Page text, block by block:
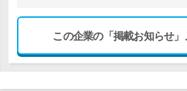
この企業の「掲載お知らせ